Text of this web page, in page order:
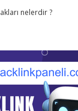
nelerdir ?